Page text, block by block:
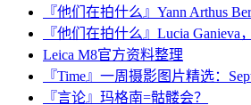
『他们在拍什么』Yann Arthus
『他们在拍什么』Lucia Ganieva
Leica M8官方资料整理
『Time』一周摄影图片精选：
『言论』玛格南=骷髅会？